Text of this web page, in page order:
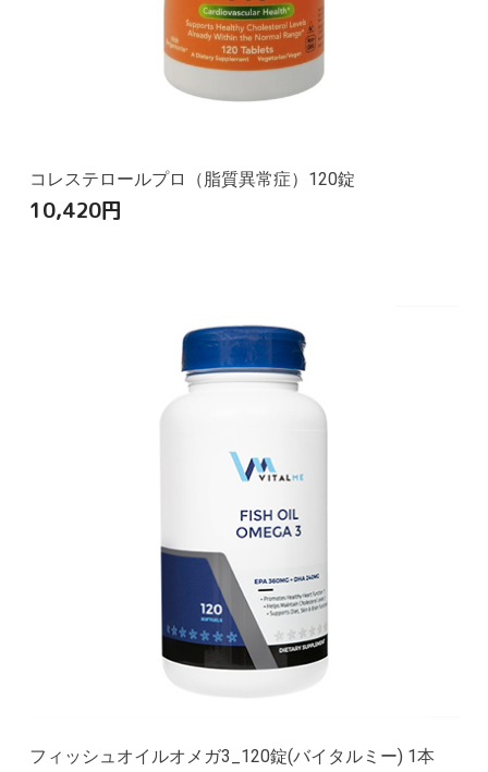
コレステロールプロ（脂質異常症）120錠
10,420円
フィッシュオイルオメガ3_120錠(バイタルミー) 1本